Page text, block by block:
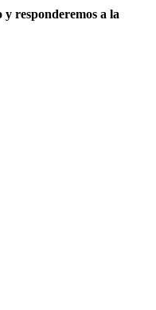
responderemos a la